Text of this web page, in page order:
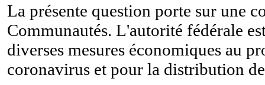
La présente question porte sur une
Communautés. L'autorité fédérale
diverses mesures économiques au
coronavirus et pour la distribution